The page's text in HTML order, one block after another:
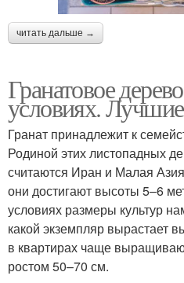
читать дальше →
Гранатовое
условиях.
Гранат принадлежит к
Родиной этих листопадных
считаются Иран и Малая
они достигают высоты 5–6
условиях размеры культур
какой экземпляр вырастает
в квартирах чаще
ростом 50–70 см.